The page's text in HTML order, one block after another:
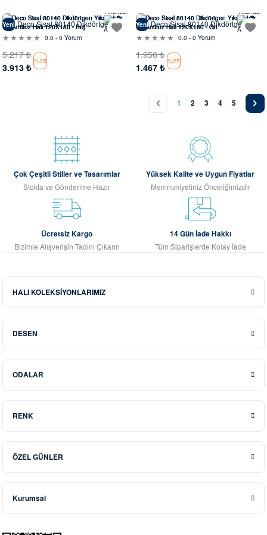
Yeni Deco Sisal 80140 Dikdörtgen
Yıkanabilir Antitoz Halı
0.0 - 0 Yorum
5.217₺
3.913 ₺
%25
Yeni Deco Sisal 80140 Dikdörtgen
Yıkanabilir Antitoz Halı
0.0 - 0 Yorum
1.956₺
1.467 ₺
%25
1 2 3 4 5
Çok Çeşitli Stiller ve Tasarımlar
Stokta ve Gönderime Hazır
Yüksek Kalite ve Uygun Fiyatlar
Memnuniyetiniz Önceliğimizdir
Ücretsiz Kargo
Bizimle Alışverişin Tadını Çıkarın
14 Gün İade Hakkı
Tüm Siparişlerde Kolay İade
HALI KOLEKSİYONLARIMIZ
DESEN
ODALAR
RENK
ÖZEL GÜNLER
Kurumsal